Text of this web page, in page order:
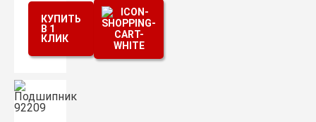
КУПИТЬ
В 1
КЛИК